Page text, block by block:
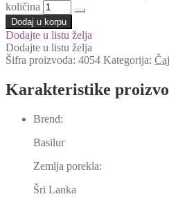
količina
Dodaj u korpu
Dodajte u listu želja
Dodajte u listu želja
Šifra proizvoda: 4054 Kategorija:
Karakteristike
Brend:
Basilur
Zemlja porekla:
Šri Lanka